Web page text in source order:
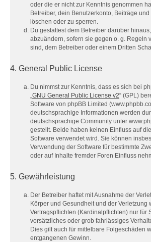
oder die er nicht zur Kenntnis genommen
Betreiber, dein Benutzerkonto, Beiträge
löschen oder zu sperren.
Du gestattest dem Betreiber darüber
abzuändern, sofern sie gegen o. g. Regeln
sind, dem Betreiber oder einem Dritten
4. General Public License
Du nimmst zur Kenntnis, dass es sich bei
„GNU General Public License v2“ (GPL)
Software von phpBB Limited
deutschsprachige Informationen werden
deutschsprachige Community unter
gestellt. Beide haben keinen Einfluss auf
Software verwendet wird. Sie können
Verwendung der Software für bestimmte
oder auf Inhalte fremder Foren Einfluss
5. Gewährleistung
Der Betreiber haftet mit Ausnahme der
Körper und Gesundheit und der Verletzung
Vertragspflichten (Kardinalpflichten) nur für
vorsätzliches oder grob fahrlässiges
Dies gilt auch für mittelbare Folgeschäden
entgangenen Gewinn.